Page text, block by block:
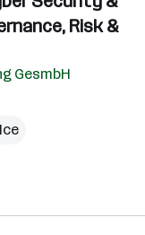
Risk &
GesmbH